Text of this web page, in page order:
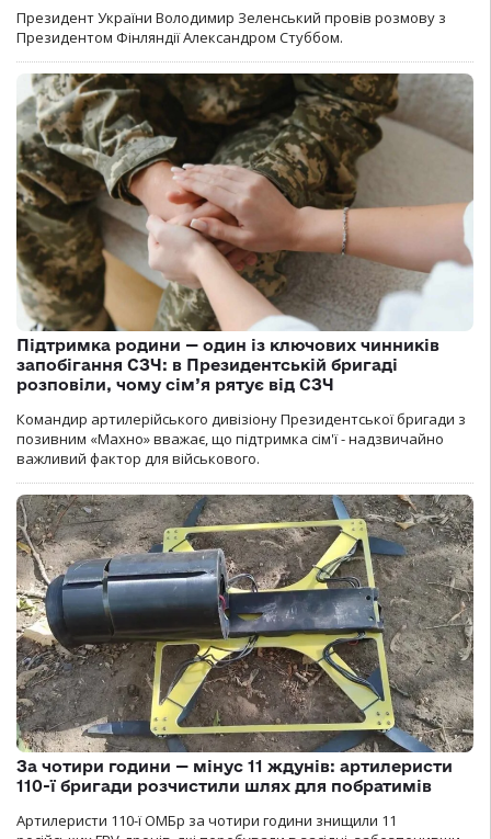
Президент України Володимир Зеленський провів розмову з
Президентом Фінляндії Александром Стуббом.
Підтримка родини — один із ключових чинників
запобігання СЗЧ: в Президентській бригаді
розповіли, чому сім’я рятує від СЗЧ
Командир артилерійського дивізіону Президентської бригади з
позивним «Махно» вважає, що підтримка сім'ї - надзвичайно
важливий фактор для військового.
За чотири години — мінус 11 ждунів: артилеристи
110-ї бригади розчистили шлях для побратимів
Артилеристи 110-ї ОМБр за чотири години знищили 11